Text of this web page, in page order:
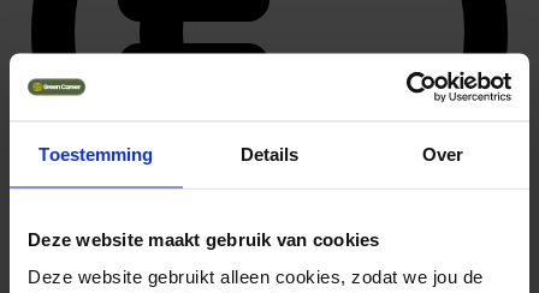
Toestemming Details Over
Deze website maakt gebruik van cookies
Deze website gebruikt alleen cookies, zodat we jou de